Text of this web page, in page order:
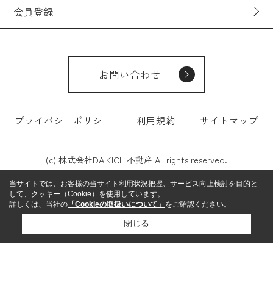
会員登録
お問い合わせ
プライバシーポリシー 利用規約 サイトマップ
(c) 株式会社DAIKICHI不動産 All rights reserved.
当サイトでは、お客様の当サイト利用状況把握、サービス向上検討を目的と
して、クッキー（Cookie）を使用しています。
詳しくは、当社の 「Cookieの取扱いについて」 をご確認ください。
閉じる